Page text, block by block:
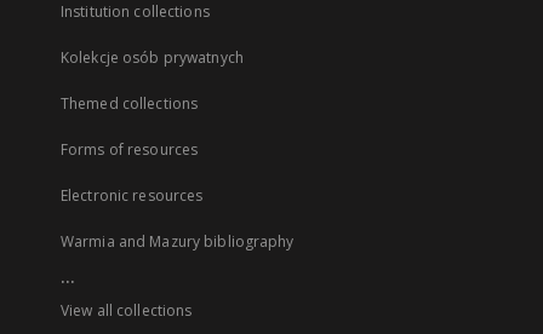
Institution collections
Kolekcje osób prywatnych
Themed collections
Forms of resources
Electronic resources
Warmia and Mazury bibliography
...
View all collections